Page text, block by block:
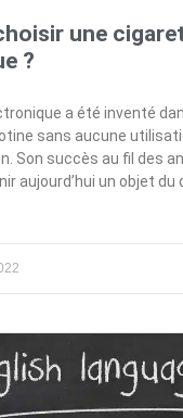
une
?
a été inventé
sans aucune
Son succès au fil des
aujourd’hui un objet